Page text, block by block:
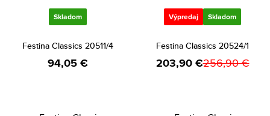
Skladom
Festina Classics 20511/4
94,05 €
Výpredaj Skladom
Festina Classics 20524/1
203,90 €256,90 €